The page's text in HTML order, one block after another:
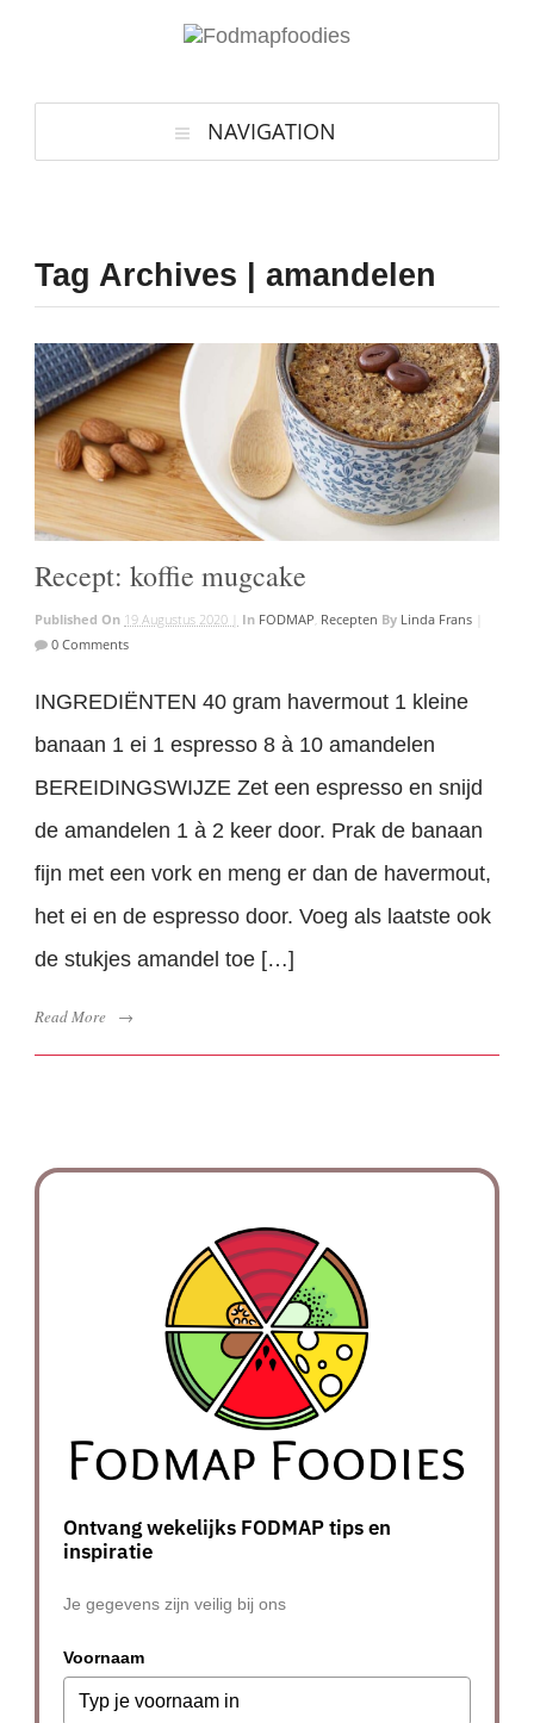
NAVIGATION
Tag Archives | amandelen
Recept: koffie mugcake
Published On 19 Augustus 2020 | In FODMAP Recepten By Linda Frans
0 Comments
INGREDIËNTEN 40 gram havermout 1 kleine
banaan 1 ei 1 espresso 8 à 10 amandelen
BEREIDINGSWIJZE Zet een espresso en snijd
de amandelen 1 à 2 keer door. Prak de banaan
fijn met een vork en meng er dan de havermout,
het ei en de espresso door. Voeg als laatste ook
de stukjes amandel toe […]
Read More →
Ontvang wekelijks FODMAP tips en
inspiratie
Je gegevens zijn veilig bij ons
Voornaam